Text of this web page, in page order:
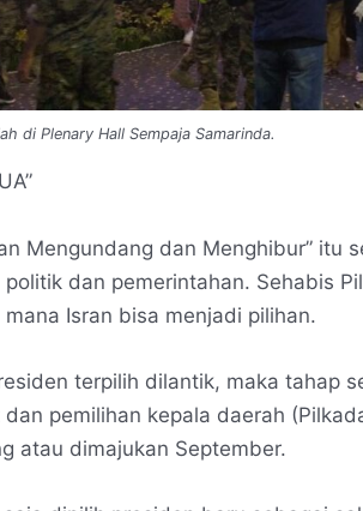
di Plenary Hall Sempaja Samarinda.
Mengundang dan Menghibur” itu
politik dan pemerintahan. Sehabis
Isran bisa menjadi pilihan.
terpilih dilantik, maka tahap
pemilihan kepala daerah
atau dimajukan September.